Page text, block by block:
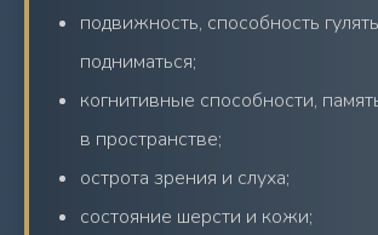
подвижность, способность
подниматься;
когнитивные способности,
в пространстве;
острота зрения и слуха;
состояние шерсти и кожи;